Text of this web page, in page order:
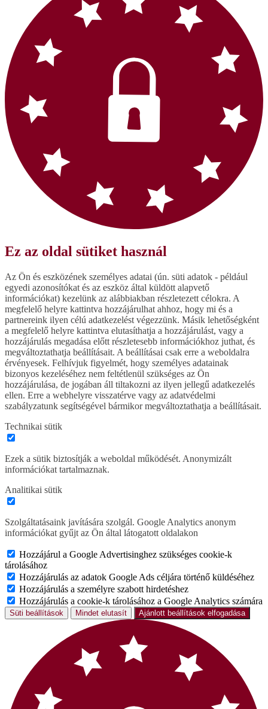
Ez az oldal sütiket használ
Az Ön és eszközének személyes adatai (ún. süti adatok - például
egyedi azonosítókat és az eszköz által küldött alapvető
információkat) kezelünk az alábbiakban részletezett célokra. A
megfelelő helyre kattintva hozzájárulhat ahhoz, hogy mi és a
partnereink ilyen célú adatkezelést végezzünk. Másik lehetőségként
a megfelelő helyre kattintva elutasíthatja a hozzájárulást, vagy a
hozzájárulás megadása előtt részletesebb információkhoz juthat, és
megváltoztathatja beállításait. A beállításai csak erre a weboldalra
érvényesek. Felhívjuk figyelmét, hogy személyes adatainak
bizonyos kezeléséhez nem feltétlenül szükséges az Ön
hozzájárulása, de jogában áll tiltakozni az ilyen jellegű adatkezelés
ellen. Erre a webhelyre visszatérve vagy az adatvédelmi
szabályzatunk segítségével bármikor megváltoztathatja a beállításait.
Technikai sütik
Ezek a sütik biztosítják a weboldal működését. Anonymizált
információkat tartalmaznak.
Analitikai sütik
Szolgáltatásaink javítására szolgál. Google Analytics anonym
információkat gyűjt az Ön által látogatott oldalakon
Hozzájárul a Google Advertisinghez szükséges cookie-k
tárolásához
Hozzájárulás az adatok Google Ads céljára történő küldéséhez
Hozzájárulás a személyre szabott hirdetéshez
Hozzájárulás a cookie-k tárolásához a Google Analytics számára
Süti beállítások Mindet elutasít Ajánlott beállítások elfogadása